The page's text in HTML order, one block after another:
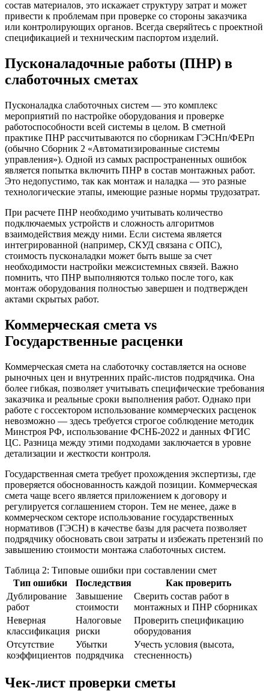
состав материалов, это искажает структуру затрат и может
привести к проблемам при проверке со стороны заказчика
или контролирующих органов. Всегда сверяйтесь с проектной
спецификацией и техническим паспортом изделий.
Пусконаладочные работы (ПНР) в
слаботочных сметах
Пусконаладка слаботочных систем — это комплекс
мероприятий по настройке оборудования и проверке
работоспособности всей системы в целом. В сметной
практике ПНР рассчитываются по сборникам ГЭСНп/ФЕРп
(обычно Сборник 2 «Автоматизированные системы
управления»). Одной из самых распространенных ошибок
является попытка включить ПНР в состав монтажных работ.
Это недопустимо, так как монтаж и наладка — это разные
технологические этапы, имеющие разные нормы трудозатрат.
При расчете ПНР необходимо учитывать количество
подключаемых устройств и сложность алгоритмов
взаимодействия между ними. Если система является
интегрированной (например, СКУД связана с ОПС),
стоимость пусконаладки может быть выше за счет
необходимости настройки межсистемных связей. Важно
помнить, что ПНР выполняются только после того, как
монтаж оборудования полностью завершен и подтвержден
актами скрытых работ.
Коммерческая смета vs
Государственные расценки
Коммерческая смета на слаботочку составляется на основе
рыночных цен и внутренних прайс-листов подрядчика. Она
более гибкая, позволяет учитывать специфические требования
заказчика и реальные сроки выполнения работ. Однако при
работе с госсектором использование коммерческих расценок
невозможно — здесь требуется строгое соблюдение методик
Минстроя РФ, использование ФСНБ-2022 и данных ФГИС
ЦС. Разница между этими подходами заключается в уровне
детализации и жесткости контроля.
Государственная смета требует прохождения экспертизы, где
проверяется обоснованность каждой позиции. Коммерческая
смета чаще всего является приложением к договору и
регулируется соглашением сторон. Тем не менее, даже в
коммерческом секторе использование государственных
нормативов (ГЭСН) в качестве базы для расчета позволяет
подрядчику обосновать свои затраты и избежать претензий по
завышению стоимости монтажа слаботочных систем.
Таблица 2: Типовые ошибки при составлении смет
Тип ошибки
Последствия
Как проверить
Дублирование
работ
Завышение
стоимости
Сверить состав работ в
монтажных и ПНР сборниках
Неверная
классификация
Налоговые
риски
Проверить спецификацию
оборудования
Отсутствие
коэффициентов
Убытки
подрядчика
Учесть условия (высота,
стесненность)
Чек-лист проверки сметы